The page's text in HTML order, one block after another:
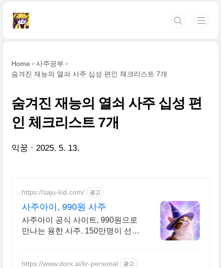
Home
사주공부
숨겨진 재능의 열쇠 사주 십성 편인 체크리스트 7개
숨겨진 재능의 열쇠 사주 십성 편
인 체크리스트 7개
익꿍 2025. 5. 13.
https://saju-kid.com/ 광고
사주아이, 990원 사주
사주아이 공식 사이트, 990원으로
만나는 용한 사주. 150만명이 선
https://www.dorx.ai/kr-personal 광고